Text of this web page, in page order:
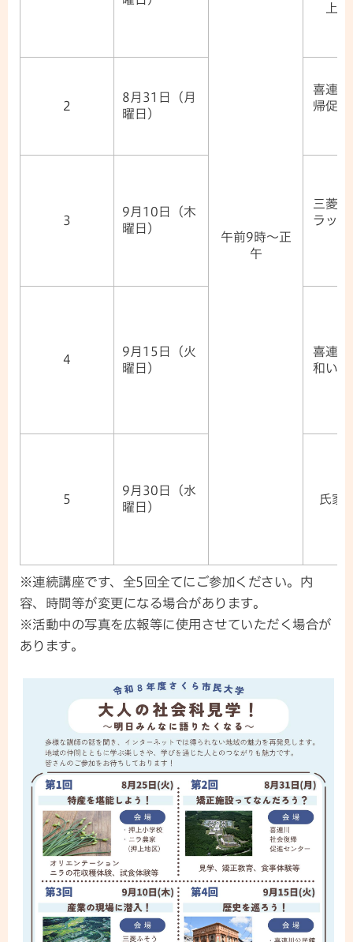
午前9時～正
午
上
2
8月31日（月
曜日）
喜連
帰促
3
9月10日（木
曜日）
三菱
ラッ
4
9月15日（火
曜日）
喜連
和い
5
9月30日（水
曜日）
氏家
※連続講座です、全5回全てにご参加ください。内
容、時間等が変更になる場合があります。
※活動中の写真を広報等に使用させていただく場合が
あります。